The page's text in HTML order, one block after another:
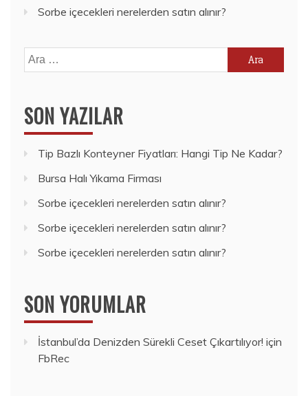
Sorbe içecekleri nerelerden satın alınır?
Arama:
SON YAZILAR
Tip Bazlı Konteyner Fiyatları: Hangi Tip Ne Kadar?
Bursa Halı Yıkama Firması
Sorbe içecekleri nerelerden satın alınır?
Sorbe içecekleri nerelerden satın alınır?
Sorbe içecekleri nerelerden satın alınır?
SON YORUMLAR
İstanbul’da Denizden Sürekli Ceset Çıkartılıyor! için
FbRec